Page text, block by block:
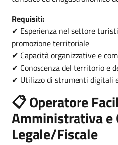
Requisiti:
✔ Esperienza nel settore
promozione territoriale
✔ Capacità organizzative e
✔ Conoscenza del territorio e
✔ Utilizzo di strumenti digitali
📋 Operatore
Amministrativa e
Legale/Fiscale